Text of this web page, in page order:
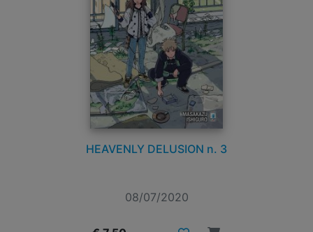
HEAVENLY DELUSION n. 3
08/07/2020